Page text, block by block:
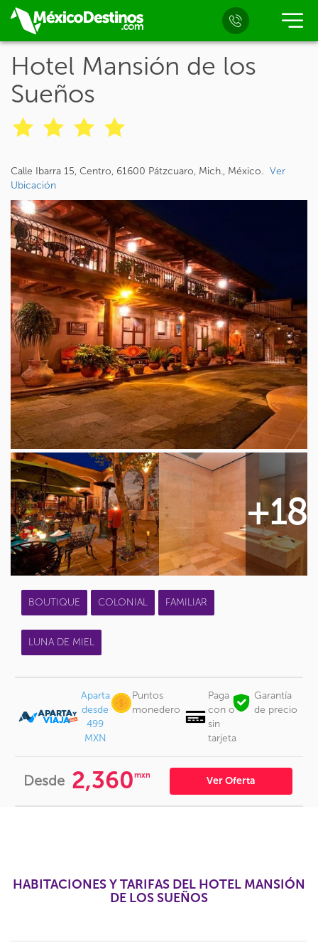
Hotel Mansión de los
Sueños
Calle Ibarra 15, Centro, 61600 Pátzcuaro, Mich., México. Ver
Ubicación
+18
BOUTIQUE COLONIAL FAMILIAR
LUNA DE MIEL
Aparta
desde
499
MXN
Puntos
monedero
Paga
con o
sin
tarjeta
Garantía
de precio
Desde 2,360mxn Ver Oferta
HABITACIONES Y TARIFAS DEL HOTEL MANSIÓN
DE LOS SUEÑOS